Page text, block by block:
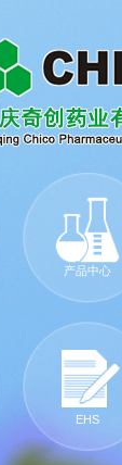
产品中心
EHS